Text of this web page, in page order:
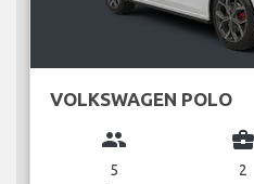
VOLKSWAGEN POLO
group
5
business_center
2